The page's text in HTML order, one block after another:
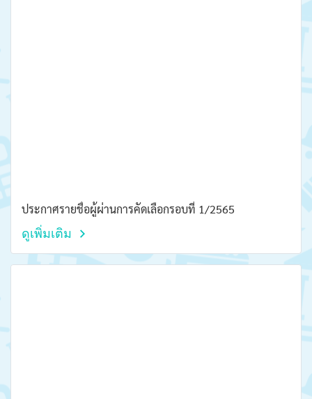
ประกาศรายชื่อผู้ผ่านการคัดเลือกรอบที่ 1/2565
ดูเพิ่มเติม